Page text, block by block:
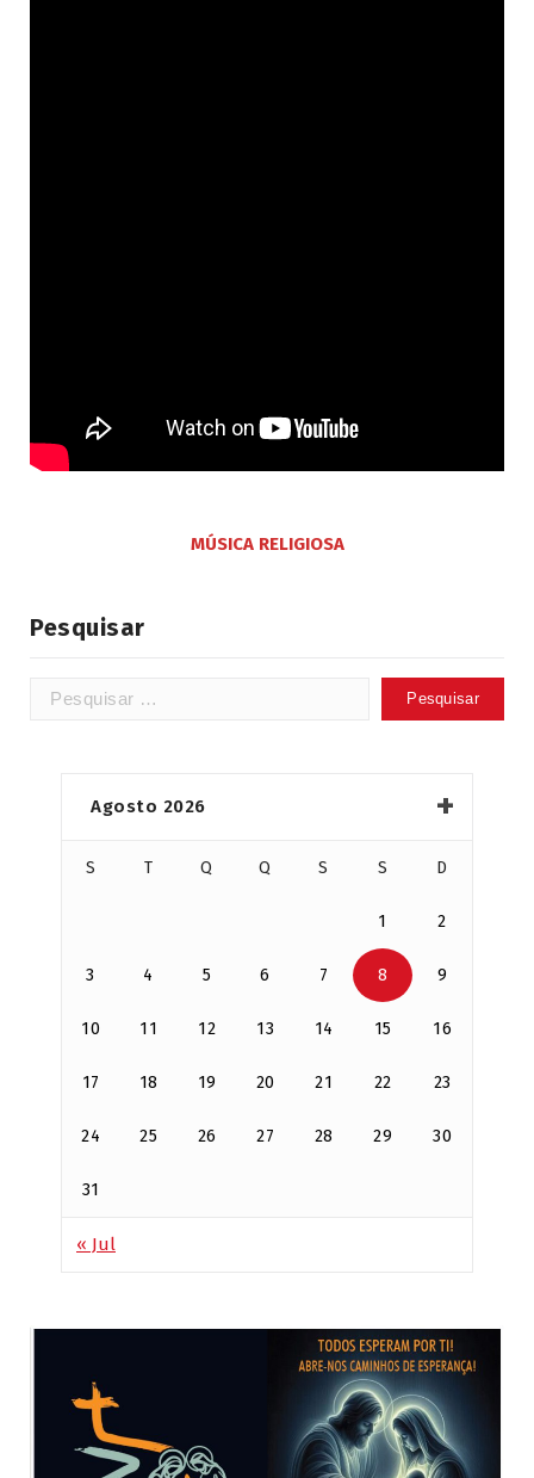
MÚSICA RELIGIOSA
Pesquisar
Pesquisar
Agosto 2026
S T Q Q S S D
1 2
3 4 5 6 7 8 9
10 11 12 13 14 15 16
17 18 19 20 21 22 23
24 25 26 27 28 29 30
31
« Jul